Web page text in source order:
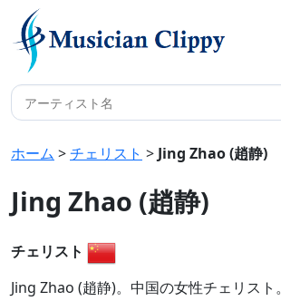
ホーム >チェリスト > Jing Zhao (趙静)
Jing Zhao (趙静)
チェリスト
Jing Zhao (趙静)。中国の女性チェリスト。